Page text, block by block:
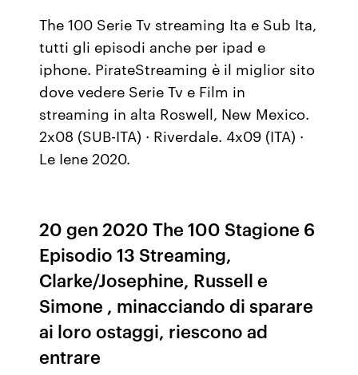
The 100 Serie Tv streaming Ita e Sub Ita,
tutti gli episodi anche per ipad e
iphone. PirateStreaming è il miglior sito
dove vedere Serie Tv e Film in
streaming in alta Roswell, New Mexico.
2x08 (SUB-ITA) · Riverdale. 4x09 (ITA) ·
Le Iene 2020.
20 gen 2020 The 100 Stagione 6
Episodio 13 Streaming,
Clarke/Josephine, Russell e
Simone , minacciando di sparare
ai loro ostaggi, riescono ad
entrare